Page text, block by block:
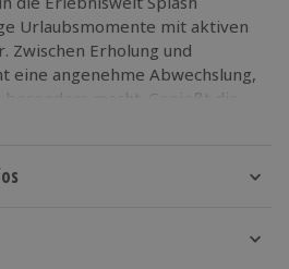
Urlaubsmomente mit aktiven
Zwischen Erholung und
eine angenehme Abwechslung,
macht. Genießt die
legt kleine Pausen ein und
Mischung aus